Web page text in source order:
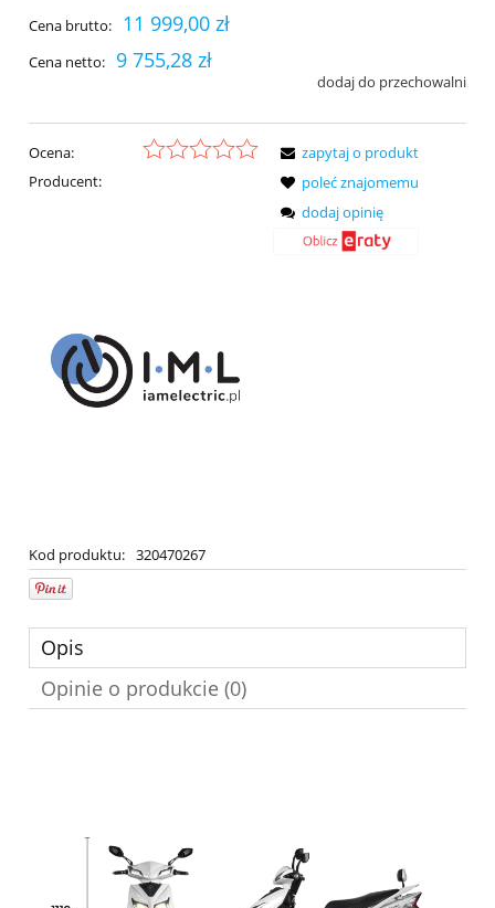
Cena brutto: 11 999,00 zł
Cena netto: 9 755,28 zł
dodaj do przechowalni
Ocena:
Producent:
Kod produktu: 320470267
zapytaj o produkt
poleć znajomemu
dodaj opinię
Opis
Opinie o produkcie (0)